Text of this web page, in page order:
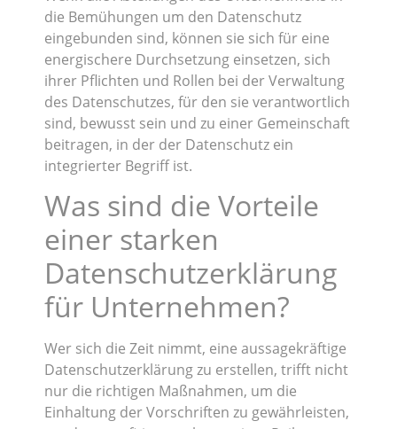
die Bemühungen um den Datenschutz
eingebunden sind, können sie sich für eine
energischere Durchsetzung einsetzen, sich
ihrer Pflichten und Rollen bei der Verwaltung
des Datenschutzes, für den sie verantwortlich
sind, bewusst sein und zu einer Gemeinschaft
beitragen, in der der Datenschutz ein
integrierter Begriff ist.
Was sind die Vorteile
einer starken
Datenschutzerklärung
für Unternehmen?
Wer sich die Zeit nimmt, eine aussagekräftige
Datenschutzerklärung zu erstellen, trifft nicht
nur die richtigen Maßnahmen, um die
Einhaltung der Vorschriften zu gewährleisten,